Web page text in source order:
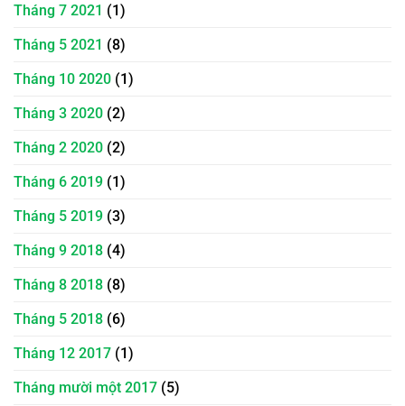
Tháng 7 2021 (1)
Tháng 5 2021 (8)
Tháng 10 2020 (1)
Tháng 3 2020 (2)
Tháng 2 2020 (2)
Tháng 6 2019 (1)
Tháng 5 2019 (3)
Tháng 9 2018 (4)
Tháng 8 2018 (8)
Tháng 5 2018 (6)
Tháng 12 2017 (1)
Tháng mười một 2017 (5)